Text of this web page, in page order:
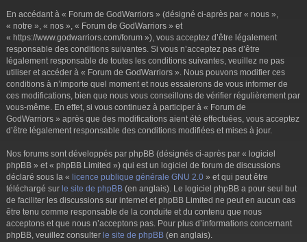
En accédant à « Forum de GodWarriors » (désigné ci-après par « nous »,
« notre », « nos », « Forum de GodWarriors » et
« https://www.godwarriors.com/forum »), vous acceptez d’être légalement
responsable des conditions suivantes. Si vous n’acceptez pas d’être
légalement responsable de toutes les conditions suivantes, veuillez ne pas
utiliser et accéder à « Forum de GodWarriors ». Nous pouvons modifier ces
conditions à n’importe quel moment et nous essaierons de vous informer de
ces modifications, bien que nous vous conseillons de vérifier régulièrement par
vous-même. En effet, si vous continuez à participer à « Forum de
GodWarriors » après que des modifications aient été effectuées, vous acceptez
d’être légalement responsable des conditions modifiées et mises à jour.
Nos forums sont développés par phpBB (désignés ci-après par « logiciel
phpBB » et « phpBB Limited ») qui est un logiciel de forum de discussions
déclaré sous la « licence publique générale GNU 2.0 » et qui peut être
téléchargé sur le site de phpBB (en anglais). Le logiciel phpBB a pour seul but
de faciliter les discussions sur internet et phpBB Limited ne peut en aucun cas
être tenu comme responsable de la conduite et du contenu que nous
acceptons et que nous n’acceptons pas. Pour plus d’informations concernant
phpBB, veuillez consulter le site de phpBB (en anglais).